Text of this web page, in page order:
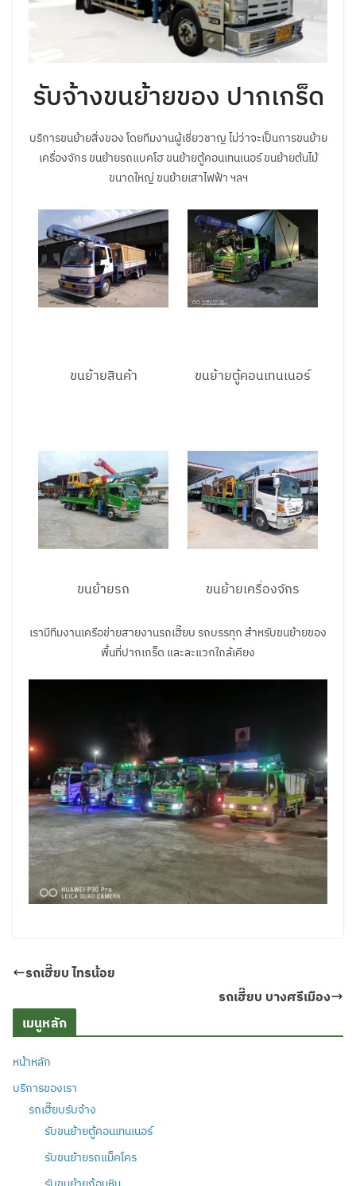
รับจ้างขนย้ายของ ปากเกร็ด
บริการขนย้ายสิ่งของ โดยทีมงานผู้เชี่ยวชาญ ไม่ว่าจะเป็นการขนย้าย
เครื่องจักร ขนย้ายรถแบคโฮ ขนย้ายตู้คอนเทนเนอร์ ขนย้ายต้นไม้
ขนาดใหญ่ ขนย้ายเสาไฟฟ้า ฯลฯ
ขนย้ายสินค้า ขนย้ายตู้คอนเทนเนอร์
ขนย้ายรถ ขนย้ายเครื่องจักร
เรามีทีมงานเครือข่ายสายงานรถเฮี๊ยบ รถบรรทุก สำหรับขนย้ายของ
พื้นที่ปากเกร็ด และละแวกใกล้เคียง
รถเฮี๊ยบ ไทรน้อย
รถเฮี๊ยบ บางศรีเมือง
เมนูหลัก
หน้าหลัก
บริการของเรา
รถเฮี๊ยบรับจ้าง
รับขนย้ายตู้คอนเทนเนอร์
รับขนย้ายรถแม็คโคร